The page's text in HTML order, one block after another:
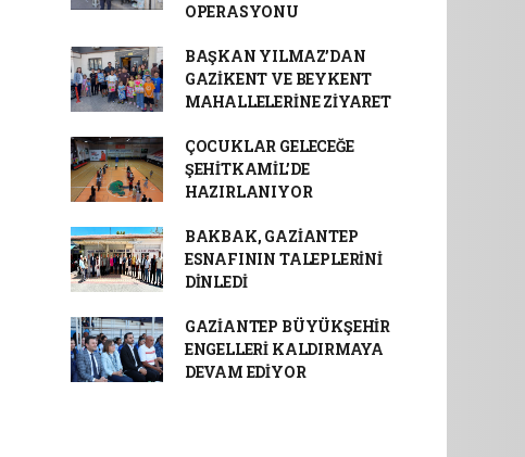
OPERASYONU
BAŞKAN YILMAZ’DAN
GAZİKENT VE BEYKENT
MAHALLELERİNE ZİYARET
ÇOCUKLAR GELECEĞE
ŞEHİTKAMİL’DE
HAZIRLANIYOR
BAKBAK, GAZİANTEP
ESNAFININ TALEPLERİNİ
DİNLEDİ
GAZİANTEP BÜYÜKŞEHİR
ENGELLERİ KALDIRMAYA
DEVAM EDİYOR